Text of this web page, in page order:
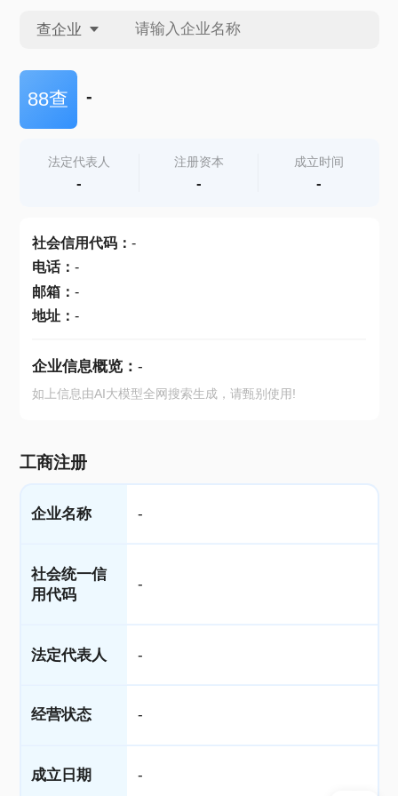
查企业
查企业
查产地
88查 -
法定代表人
-
注册资本
-
成立时间
-
社会信用代码： -
电话： -
邮箱： -
地址： -
企业信息概览： -
如上信息由AI大模型全网搜索生成，请甄别使用!
工商注册
企业名称 -
社会统一信
用代码
-
法定代表人 -
经营状态 -
成立日期 -